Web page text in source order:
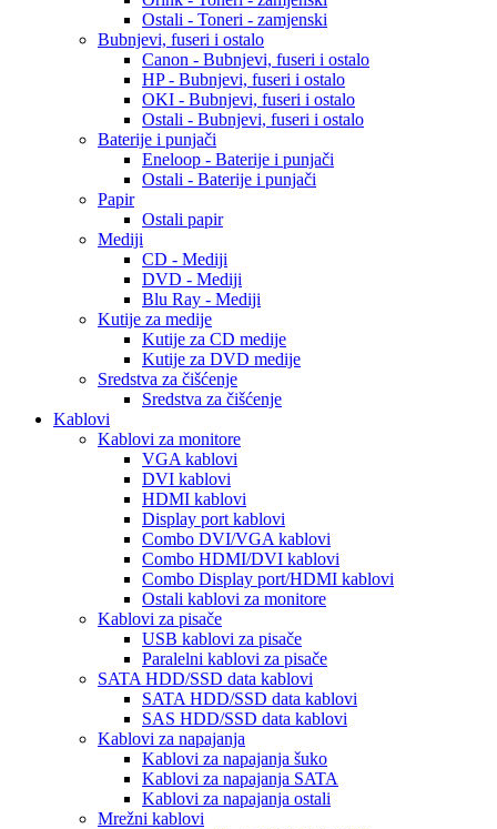
Ostali - Toneri - zamjenski
Bubnjevi, fuseri i ostalo
Canon - Bubnjevi, fuseri i ostalo
HP - Bubnjevi, fuseri i ostalo
OKI - Bubnjevi, fuseri i ostalo
Ostali - Bubnjevi, fuseri i ostalo
Baterije i punjači
Eneloop - Baterije i punjači
Ostali - Baterije i punjači
Papir
Ostali papir
Mediji
CD - Mediji
DVD - Mediji
Blu Ray - Mediji
Kutije za medije
Kutije za CD medije
Kutije za DVD medije
Sredstva za čišćenje
Sredstva za čišćenje
Kablovi
Kablovi za monitore
VGA kablovi
DVI kablovi
HDMI kablovi
Display port kablovi
Combo DVI/VGA kablovi
Combo HDMI/DVI kablovi
Combo Display port/HDMI kablovi
Ostali kablovi za monitore
Kablovi za pisače
USB kablovi za pisače
Paralelni kablovi za pisače
SATA HDD/SSD data kablovi
SATA HDD/SSD data kablovi
SAS HDD/SSD data kablovi
Kablovi za napajanja
Kablovi za napajanja šuko
Kablovi za napajanja SATA
Kablovi za napajanja ostali
Mrežni kablovi